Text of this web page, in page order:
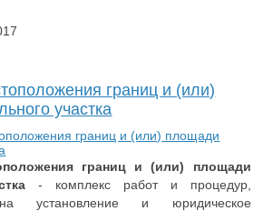
границ и (или)
участка
границ и (или) площади
- комплекс работ и процедур,
установление и юридическое